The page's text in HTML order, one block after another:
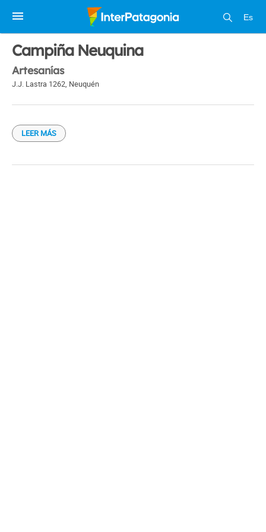
Es
1 / 1
Campiña Neuquina
Artesanías
J.J. Lastra 1262, Neuquén
LEER MÁS